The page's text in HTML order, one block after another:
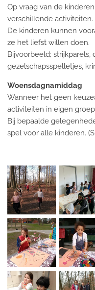
Op vraag van de
verschillende activiteiten.
De kinderen kunnen
ze het liefst willen doen.
Bijvoorbeeld; strijkparels,
gezelschapsspelletjes,
Woensdagnamiddag
Wanneer het geen
activiteiten in eigen
Bij bepaalde
spel voor alle kinderen.